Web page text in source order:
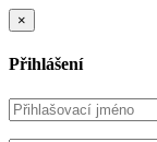
×
Přihlášení